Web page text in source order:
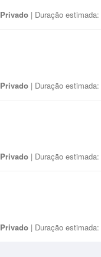
Privado | Duração estimada:
Privado | Duração estimada:
Privado | Duração estimada:
Privado | Duração estimada: